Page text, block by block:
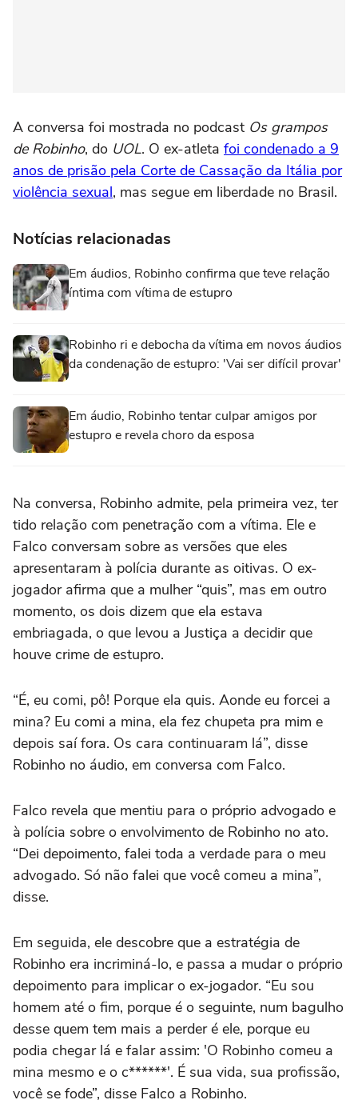
A conversa foi mostrada no podcast Os grampos
de Robinho, do UOL. O ex-atleta foi condenado a 9
anos de prisão pela Corte de Cassação da Itália por
violência sexual, mas segue em liberdade no Brasil.
Notícias relacionadas
Em áudios, Robinho confirma que teve relação
íntima com vítima de estupro
Robinho ri e debocha da vítima em novos áudios
da condenação de estupro: 'Vai ser difícil provar'
Em áudio, Robinho tentar culpar amigos por
estupro e revela choro da esposa
Na conversa, Robinho admite, pela primeira vez, ter
tido relação com penetração com a vítima. Ele e
Falco conversam sobre as versões que eles
apresentaram à polícia durante as oitivas. O ex-
jogador afirma que a mulher “quis”, mas em outro
momento, os dois dizem que ela estava
embriagada, o que levou a Justiça a decidir que
houve crime de estupro.
“É, eu comi, pô! Porque ela quis. Aonde eu forcei a
mina? Eu comi a mina, ela fez chupeta pra mim e
depois saí fora. Os cara continuaram lá”, disse
Robinho no áudio, em conversa com Falco.
Falco revela que mentiu para o próprio advogado e
à polícia sobre o envolvimento de Robinho no ato.
“Dei depoimento, falei toda a verdade para o meu
advogado. Só não falei que você comeu a mina”,
disse.
Em seguida, ele descobre que a estratégia de
Robinho era incriminá-lo, e passa a mudar o próprio
depoimento para implicar o ex-jogador. “Eu sou
homem até o fim, porque é o seguinte, num bagulho
desse quem tem mais a perder é ele, porque eu
podia chegar lá e falar assim: 'O Robinho comeu a
mina mesmo e o c******'. É sua vida, sua profissão,
você se fode”, disse Falco a Robinho.